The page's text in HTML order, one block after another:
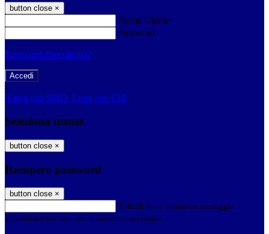
button close ×
Nome Utente
Password
Password dimenticata?
-
Entra con SPID Entra con CIE
Seleziona utente
button close ×
Recupero password
button close ×
E-mail Verrà inviato un messaggio
all'indirizzo indicato con le istruzioni necessarie.